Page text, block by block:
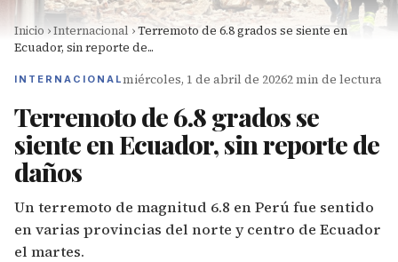
Inicio ›Internacional ›Terremoto de 6.8 grados se siente en
Ecuador, sin reporte de...
INTERNACIONALmiércoles, 1 de abril de 20262 min de lectura
Terremoto de 6.8 grados se
siente en Ecuador, sin reporte de
daños
Un terremoto de magnitud 6.8 en Perú fue sentido
en varias provincias del norte y centro de Ecuador
el martes.